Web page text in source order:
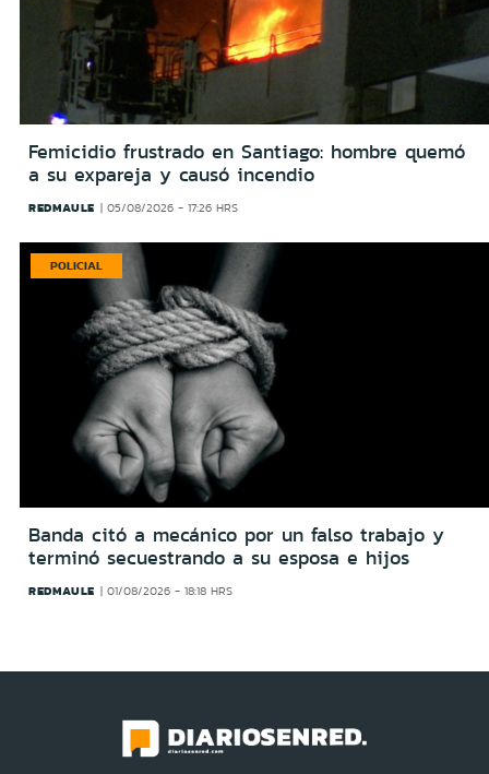
Femicidio frustrado en Santiago: hombre quemó
a su expareja y causó incendio
REDMAULE 05/08/2026 - 17:26 HRS
POLICIAL
Banda citó a mecánico por un falso trabajo y
terminó secuestrando a su esposa e hijos
REDMAULE 01/08/2026 - 18:18 HRS